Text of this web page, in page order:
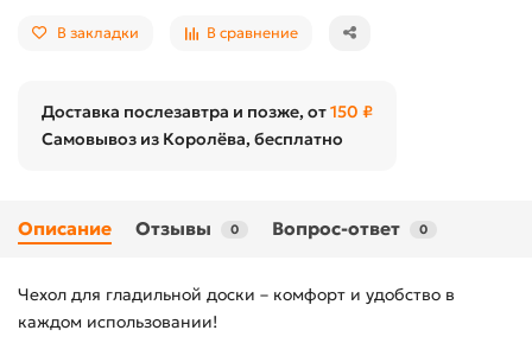
В закладки В сравнение
Доставка послезавтра и позже, от150 ₽
Самовывоз из Королёва, бесплатно
Описание Отзывы 0 Вопрос-ответ 0
Чехол для гладильной доски – комфорт и удобство в
каждом использовании!